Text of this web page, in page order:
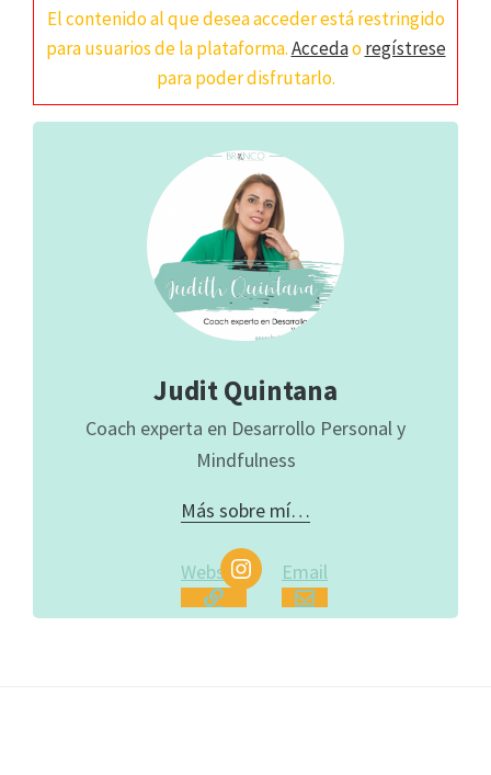
El contenido al que desea acceder está restringido
para usuarios de la plataforma.Accedaoregístrese
para poder disfrutarlo.
Judit Quintana
Coach experta en Desarrollo Personal y
Mindfulness
Más sobre mí…
Website Email